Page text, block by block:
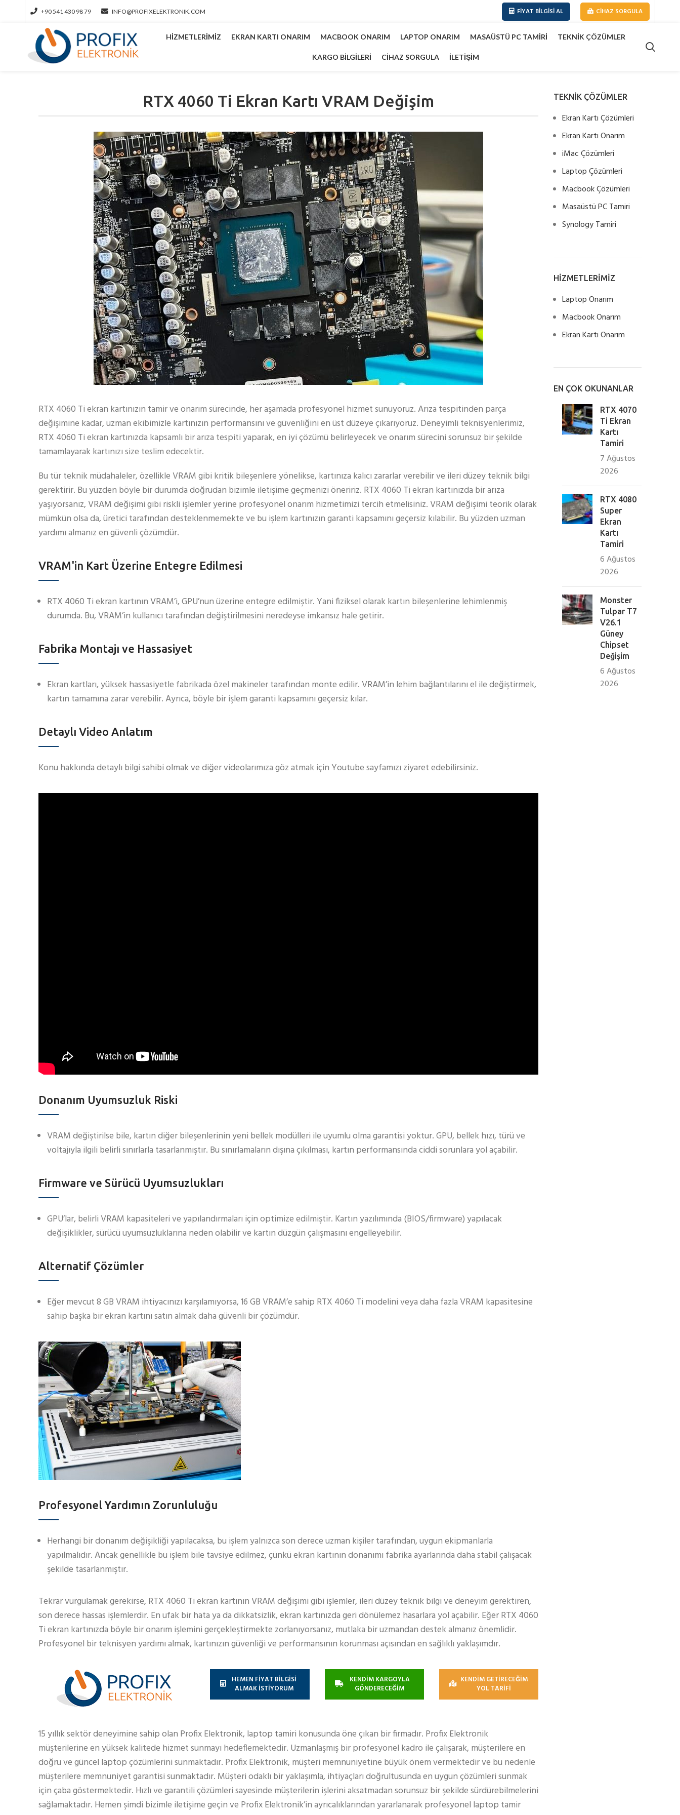
+90 541 430 98 79 INFO@PROFIXELEKTRONIK.COM FIYAT BILGISI AL CIHAZ SORGULA
HIZMETLERIMIZ EKRAN KARTI ONARIM MACBOOK ONARIM LAPTOP ONARIM MASAÜSTÜ PC TAMIRI TEKNIK ÇÖZÜMLER
KARGO BILGILERI CIHAZ SORGULA İLETIŞIM
RTX 4060 Ti Ekran Kartı VRAM Değişim
RTX 4060 Ti ekran kartınızın tamir ve onarım sürecinde, her aşamada profesyonel hizmet sunuyoruz. Arıza tespitinden parça
değişimine kadar, uzman ekibimizle kartınızın performansını ve güvenliğini en üst düzeye çıkarıyoruz. Deneyimli teknisyenlerimiz,
RTX 4060 Ti ekran kartınızda kapsamlı bir arıza tespiti yaparak, en iyi çözümü belirleyecek ve onarım sürecini sorunsuz bir şekilde
tamamlayarak kartınızı size teslim edecektir.
Bu tür teknik müdahaleler, özellikle VRAM gibi kritik bileşenlere yönelikse, kartınıza kalıcı zararlar verebilir ve ileri düzey teknik bilgi
gerektirir. Bu yüzden böyle bir durumda doğrudan bizimle iletişime geçmenizi öneririz. RTX 4060 Ti ekran kartınızda bir arıza
yaşıyorsanız, VRAM değişimi gibi riskli işlemler yerine profesyonel onarım hizmetimizi tercih etmelisiniz. VRAM değişimi teorik olarak
mümkün olsa da, üretici tarafından desteklenmemekte ve bu işlem kartınızın garanti kapsamını geçersiz kılabilir. Bu yüzden uzman
yardımı almanız en güvenli çözümdür.
VRAM'in Kart Üzerine Entegre Edilmesi
RTX 4060 Ti ekran kartının VRAM’i, GPU’nun üzerine entegre edilmiştir. Yani fiziksel olarak kartın bileşenlerine lehimlenmiş
durumda. Bu, VRAM’in kullanıcı tarafından değiştirilmesini neredeyse imkansız hale getirir.
Fabrika Montajı ve Hassasiyet
Ekran kartları, yüksek hassasiyetle fabrikada özel makineler tarafından monte edilir. VRAM’in lehim bağlantılarını el ile değiştirmek,
kartın tamamına zarar verebilir. Ayrıca, böyle bir işlem garanti kapsamını geçersiz kılar.
Detaylı Video Anlatım
Konu hakkında detaylı bilgi sahibi olmak ve diğer videolarımıza göz atmak için Youtube sayfamızı ziyaret edebilirsiniz.
Donanım Uyumsuzluk Riski
VRAM değiştirilse bile, kartın diğer bileşenlerinin yeni bellek modülleri ile uyumlu olma garantisi yoktur. GPU, bellek hızı, türü ve
voltajıyla ilgili belirli sınırlarla tasarlanmıştır. Bu sınırlamaların dışına çıkılması, kartın performansında ciddi sorunlara yol açabilir.
Firmware ve Sürücü Uyumsuzlukları
GPU’lar, belirli VRAM kapasiteleri ve yapılandırmaları için optimize edilmiştir. Kartın yazılımında (BIOS/firmware) yapılacak
değişiklikler, sürücü uyumsuzluklarına neden olabilir ve kartın düzgün çalışmasını engelleyebilir.
Alternatif Çözümler
Eğer mevcut 8 GB VRAM ihtiyacınızı karşılamıyorsa, 16 GB VRAM’e sahip RTX 4060 Ti modelini veya daha fazla VRAM kapasitesine
sahip başka bir ekran kartını satın almak daha güvenli bir çözümdür.
Profesyonel Yardımın Zorunluluğu
Herhangi bir donanım değişikliği yapılacaksa, bu işlem yalnızca son derece uzman kişiler tarafından, uygun ekipmanlarla
yapılmalıdır. Ancak genellikle bu işlem bile tavsiye edilmez, çünkü ekran kartının donanımı fabrika ayarlarında daha stabil çalışacak
şekilde tasarlanmıştır.
Tekrar vurgulamak gerekirse, RTX 4060 Ti ekran kartının VRAM değişimi gibi işlemler, ileri düzey teknik bilgi ve deneyim gerektiren,
son derece hassas işlemlerdir. En ufak bir hata ya da dikkatsizlik, ekran kartınızda geri dönülemez hasarlara yol açabilir. Eğer RTX 4060
Ti ekran kartınızda böyle bir onarım işlemini gerçekleştirmekte zorlanıyorsanız, mutlaka bir uzmandan destek almanız önemlidir.
Profesyonel bir teknisyen yardımı almak, kartınızın güvenliği ve performansının korunması açısından en sağlıklı yaklaşımdır.
HEMEN FİYAT BİLGİSİ
ALMAK İSTİYORUM
KENDİM KARGOYLA
GÖNDERECEĞİM
KENDİM GETİRECEĞİM
YOL TARİFİ
15 yıllık sektör deneyimine sahip olan Profix Elektronik, laptop tamiri konusunda öne çıkan bir firmadır. Profix Elektronik
müşterilerine en yüksek kalitede hizmet sunmayı hedeflemektedir. Uzmanlaşmış bir profesyonel kadro ile çalışarak, müşterilere en
doğru ve güncel laptop çözümlerini sunmaktadır. Profix Elektronik, müşteri memnuniyetine büyük önem vermektedir ve bu nedenle
müşterilere memnuniyet garantisi sunmaktadır. Müşteri odaklı bir yaklaşımla, ihtiyaçları doğrultusunda en uygun çözümleri sunmak
için çaba göstermektedir. Hızlı ve garantili çözümleri sayesinde müşterilerin işlerini aksatmadan sorunsuz bir şekilde sürdürebilmelerini
sağlamaktadır. Hemen şimdi bizimle iletişime geçin ve Profix Elektronik’in ayrıcalıklarından yararlanarak profesyonel laptop tamir
TEKNİK ÇÖZÜMLER
Ekran Kartı Çözümleri
Ekran Kartı Onarım
iMac Çözümleri
Laptop Çözümleri
Macbook Çözümleri
Masaüstü PC Tamiri
Synology Tamiri
HİZMETLERİMİZ
Laptop Onarım
Macbook Onarım
Ekran Kartı Onarım
EN ÇOK OKUNANLAR
RTX 4070
Ti Ekran
Kartı
Tamiri
7 Ağustos
2026
RTX 4080
Super
Ekran
Kartı
Tamiri
6 Ağustos
2026
Monster
Tulpar T7
V26.1
Güney
Chipset
Değişim
6 Ağustos
2026